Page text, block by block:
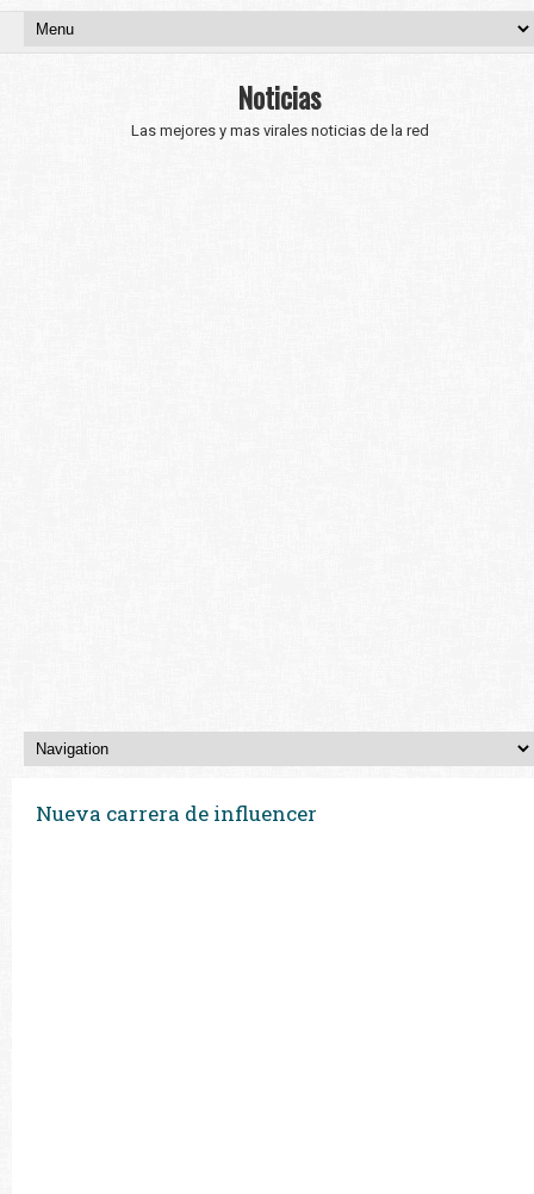
Noticias
Las mejores y mas virales noticias de la red
Nueva carrera de influencer